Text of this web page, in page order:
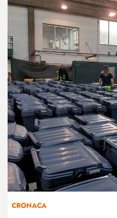
CRONACA